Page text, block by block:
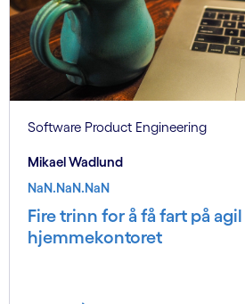
Software Product Engineering
Mikael Wadlund
NaN.NaN.NaN
Fire trinn for å få fart på
hjemmekontoret